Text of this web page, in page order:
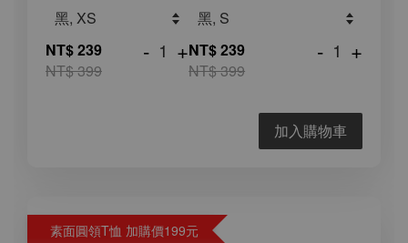
NT$ 239
NT$ 399
- +NT$ 239
NT$ 399
- +
加入購物車
素面圓領T恤 加購價199元